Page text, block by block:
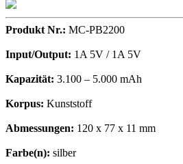
Produkt Nr.: MC-PB2200
Input/Output: 1A 5V / 1A 5V
Kapazität: 3.100 – 5.000 mAh
Korpus: Kunststoff
Abmessungen: 120 x 77 x 11 mm
Farbe(n): silber